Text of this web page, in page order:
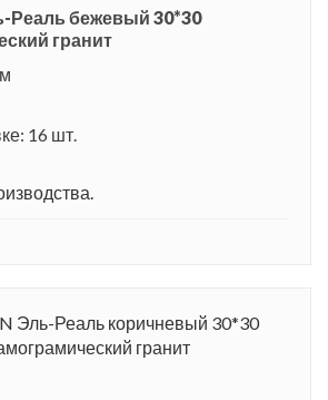
готическом стиле, стала одним из
сооружения
интерьер замка со светлыми и
и большими террасами
дворец.
Реаль бежевый 30*30
гранит
16 шт.